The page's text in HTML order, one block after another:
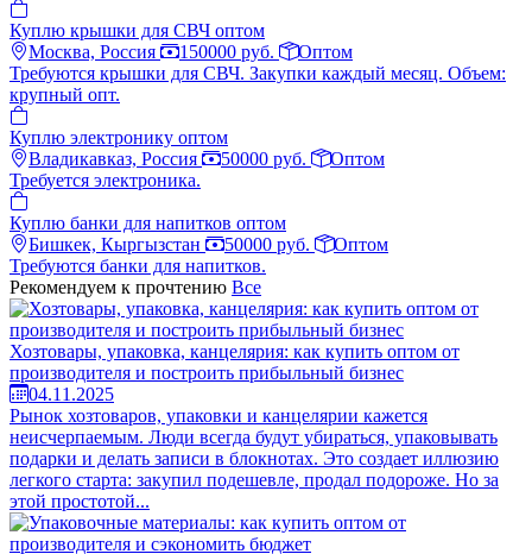
Куплю крышки для СВЧ оптом
Москва, Россия
150000 руб.
Оптом
Требуются крышки для СВЧ. Закупки каждый месяц. Объем:
крупный опт.
Куплю электронику оптом
Владикавказ, Россия
50000 руб.
Оптом
Требуется электроника.
Куплю банки для напитков оптом
Бишкек, Кыргызстан
50000 руб.
Оптом
Требуются банки для напитков.
Рекомендуем к прочтению Все
Хозтовары, упаковка, канцелярия: как купить оптом от
производителя и построить прибыльный бизнес
04.11.2025
Рынок хозтоваров, упаковки и канцелярии кажется
неисчерпаемым. Люди всегда будут убираться, упаковывать
подарки и делать записи в блокнотах. Это создает иллюзию
легкого старта: закупил подешевле, продал подороже. Но за
этой простотой...